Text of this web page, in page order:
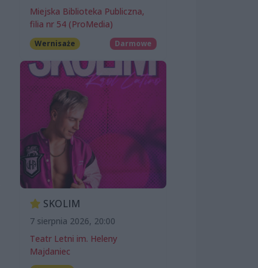
Miejska Biblioteka Publiczna,
filia nr 54 (ProMedia)
Wernisaże Darmowe
SKOLIM
7 sierpnia 2026, 20:00
Teatr Letni im. Heleny
Majdaniec